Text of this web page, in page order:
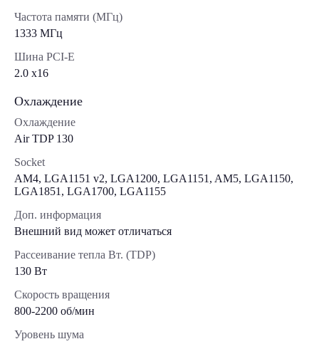
Частота памяти (МГц)
1333 МГц
Шина PCI-E
2.0 x16
Охлаждение
Охлаждение
Air TDP 130
Socket
AM4, LGA1151 v2, LGA1200, LGA1151, AM5, LGA1150,
LGA1851, LGA1700, LGA1155
Доп. информация
Внешний вид может отличаться
Рассеивание тепла Вт. (TDP)
130 Вт
Скорость вращения
800-2200 об/мин
Уровень шума